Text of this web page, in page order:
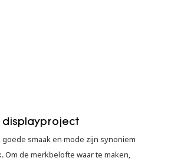
displayproject
smaak en mode zijn synoniem
Om de merkbelofte waar te maken,